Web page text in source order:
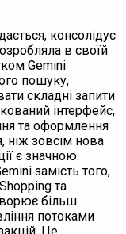
консолідує
в своїй
Gemini
пошуку,
складні запити
інтерфейс,
та оформлення
ніж зовсім нова
є значною.
замість того,
та
більш
потоками